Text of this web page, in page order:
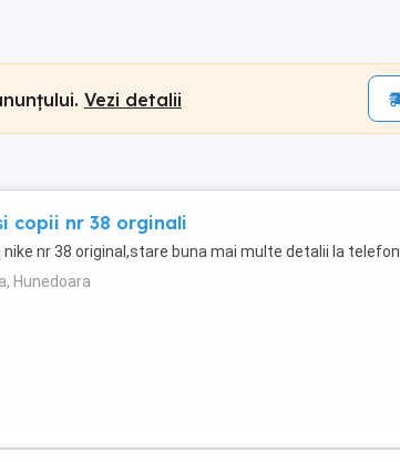
Vezi detalii
copii nr 38 orginali
nike nr 38 original,stare buna mai multe detalii la telefon
Hunedoara